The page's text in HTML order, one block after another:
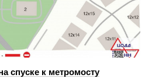
спуске к метромосту